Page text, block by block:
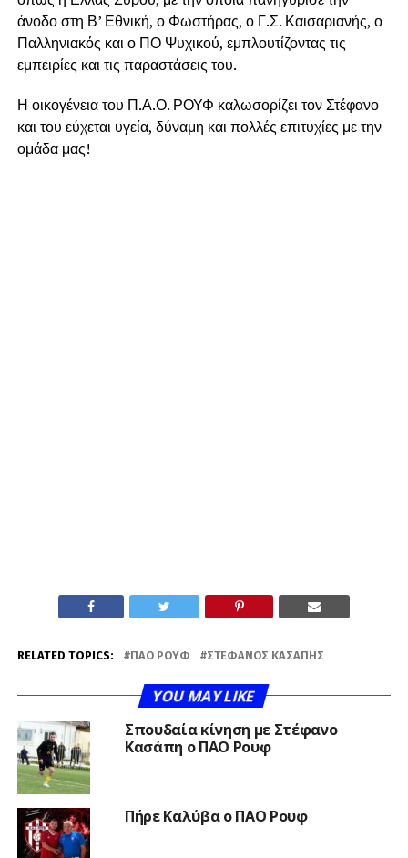
άνοδο στη Β’ Εθνική, ο Φωστήρας, ο Γ.Σ. Καισαριανής, ο
Παλληνιακός και ο ΠΟ Ψυχικού, εμπλουτίζοντας τις
εμπειρίες και τις παραστάσεις του.
Η οικογένεια του Π.Α.Ο. ΡΟΥΦ καλωσορίζει τον Στέφανο
και του εύχεται υγεία, δύναμη και πολλές επιτυχίες με την
ομάδα μας!
RELATED TOPICS: ΠΑΟ ΡΟΥΦ ΣΤΈΦΑΝΟΣ ΚΑΣΆΠΗΣ
YOU MAY LIKE
Σπουδαία κίνηση με Στέφανο
Κασάπη ο ΠΑΟ Ρουφ
Πήρε Καλύβα ο ΠΑΟ Ρουφ